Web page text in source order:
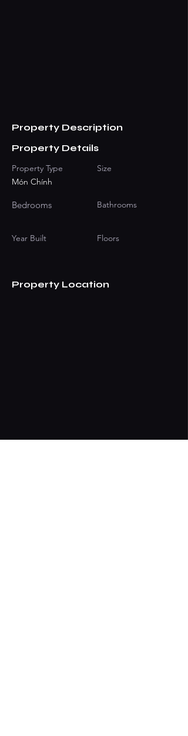
Property Description
Property Details
Property Type
Món Chính
Bedrooms
Year Built
Size
Bathrooms
Floors
Property Location